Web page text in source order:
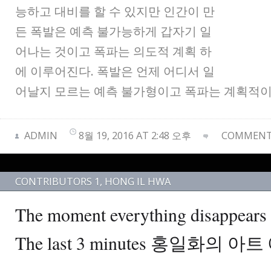
능하고 대비를 할 수 있지만 인간이 만
든 폭발은 예측 불가능하게 갑자기 일
어나는 것이고 폭파는 의도적 계획 하
에 이루어진다. 폭발은 언제 어디서 일
어날지 모르는 예측 불가형이고 폭파는 계획적
ADMIN 8월 19, 2016 AT 2:48 오후
CONTRIBUTORS 1, HONG IL HWA
The moment everything
The last 3 minutes 홍일화의 아